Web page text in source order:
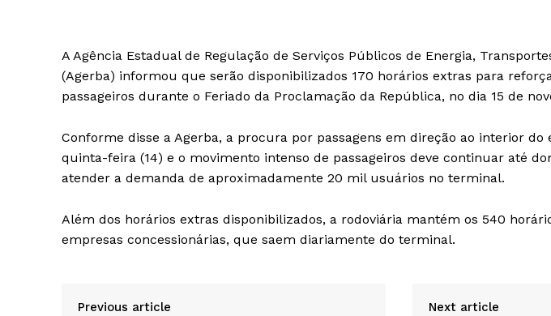
A Agência Estadual de Regulação de Serviços Públicos de Energia,
(Agerba) informou que serão disponibilizados 170 horários extras para
passageiros durante o Feriado da Proclamação da República, no dia 15 de
Conforme disse a Agerba, a procura por passagens em direção ao interior do
quinta-feira (14) e o movimento intenso de passageiros deve continuar até
atender a demanda de aproximadamente 20 mil usuários no terminal.
Além dos horários extras disponibilizados, a rodoviária mantém os 540
empresas concessionárias, que saem diariamente do terminal.
Previous article Next article